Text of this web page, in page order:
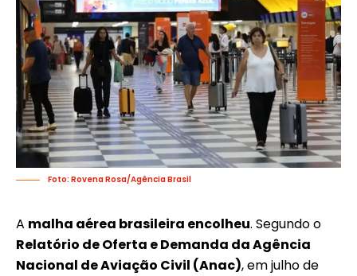
Foto: Rovena Rosa/Agência Brasil
A malha aérea brasileira encolheu. Segundo o
Relatório de Oferta e Demanda da Agência
Nacional de Aviação Civil (Anac), em julho de